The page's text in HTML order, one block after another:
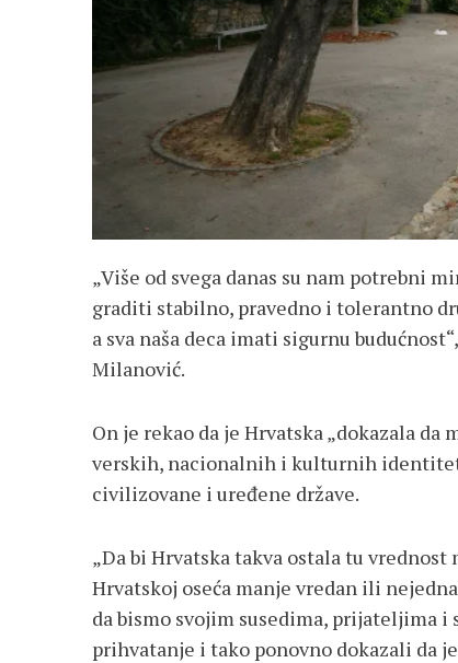
„Više od svega danas su nam potrebni
graditi stabilno, pravedno i tolerantno
a sva naša deca imati sigurnu
Milanović.
On je rekao da je Hrvatska „dokazala
verskih, nacionalnih i kulturnih
civilizovane i uređene države.
„Da bi Hrvatska takva ostala tu
Hrvatskoj oseća manje vredan ili
da bismo svojim susedima, prijateljima i
prihvatanje i tako ponovno dokazali da